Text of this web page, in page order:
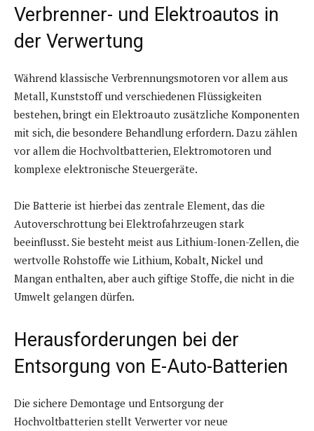
Verbrenner- und Elektroautos in
der Verwertung
Während klassische Verbrennungsmotoren vor allem aus
Metall, Kunststoff und verschiedenen Flüssigkeiten
bestehen, bringt ein Elektroauto zusätzliche Komponenten
mit sich, die besondere Behandlung erfordern. Dazu zählen
vor allem die Hochvoltbatterien, Elektromotoren und
komplexe elektronische Steuergeräte.
Die Batterie ist hierbei das zentrale Element, das die
Autoverschrottung bei Elektrofahrzeugen stark
beeinflusst. Sie besteht meist aus Lithium-Ionen-Zellen, die
wertvolle Rohstoffe wie Lithium, Kobalt, Nickel und
Mangan enthalten, aber auch giftige Stoffe, die nicht in die
Umwelt gelangen dürfen.
Herausforderungen bei der
Entsorgung von E-Auto-Batterien
Die sichere Demontage und Entsorgung der
Hochvoltbatterien stellt Verwerter vor neue